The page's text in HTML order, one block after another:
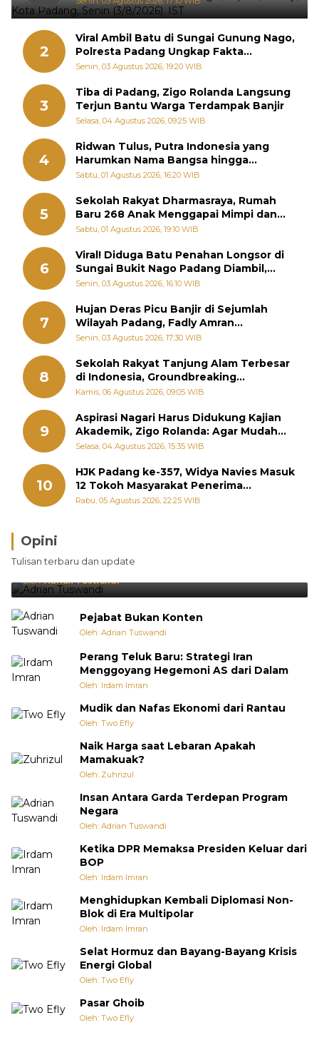
2
Viral Ambil Batu di Sungai Gunung Nago,
Polresta Padang Ungkap Fakta
Sebenarnya
Senin, 03 Agustus 2026, 19:20 WIB
3
Tiba di Padang, Zigo Rolanda Langsung
Terjun Bantu Warga Terdampak Banjir
Selasa, 04 Agustus 2026, 09:25 WIB
4
Ridwan Tulus, Putra Indonesia yang
Harumkan Nama Bangsa hingga
Diabadikan dalam Buku Jepang
Sabtu, 01 Agustus 2026, 16:20 WIB
5
Sekolah Rakyat Dharmasraya, Rumah
Baru 268 Anak Menggapai Mimpi dan
Memutus Rantai Kemiskinan
Sabtu, 01 Agustus 2026, 19:10 WIB
6
Viral! Diduga Batu Penahan Longsor di
Sungai Bukit Nago Padang Diambil,
Warga Khawatir Bencana Terulang
Senin, 03 Agustus 2026, 16:10 WIB
7
Hujan Deras Picu Banjir di Sejumlah
Wilayah Padang, Fadly Amran
Perintahkan OPD Siaga
Senin, 03 Agustus 2026, 17:30 WIB
8
Sekolah Rakyat Tanjung Alam Terbesar
di Indonesia, Groundbreaking
September
Kamis, 06 Agustus 2026, 09:05 WIB
9
Aspirasi Nagari Harus Didukung Kajian
Akademik, Zigo Rolanda: Agar Mudah
Diperjuangkan di Kementerian
Selasa, 04 Agustus 2026, 15:35 WIB
10
HJK Padang ke-357, Widya Navies Masuk
12 Tokoh Masyarakat Penerima
Penghargaan Pemko Padang
Rabu, 05 Agustus 2026, 22:25 WIB
Opini
Tulisan terbaru dan update
Brasil Lebih Diunggulkan, tetapi Jepang Selalu
Punya Cara Membuat Kejutan
Oleh:Adrian Tuswandi
Pejabat Bukan Konten
Oleh: Adrian Tuswandi
Perang Teluk Baru: Strategi Iran
Menggoyang Hegemoni AS dari Dalam
Oleh: Irdam Imran
Mudik dan Nafas Ekonomi dari Rantau
Oleh: Two Efly
Naik Harga saat Lebaran Apakah
Mamakuak?
Oleh: Zuhrizul
Insan Antara Garda Terdepan Program
Negara
Oleh: Adrian Tuswandi
Ketika DPR Memaksa Presiden Keluar dari
BOP
Oleh: Irdam Imran
Menghidupkan Kembali Diplomasi Non-
Blok di Era Multipolar
Oleh: Irdam Imran
Selat Hormuz dan Bayang-Bayang Krisis
Energi Global
Oleh: Two Efly
Pasar Ghoib
Oleh: Two Efly